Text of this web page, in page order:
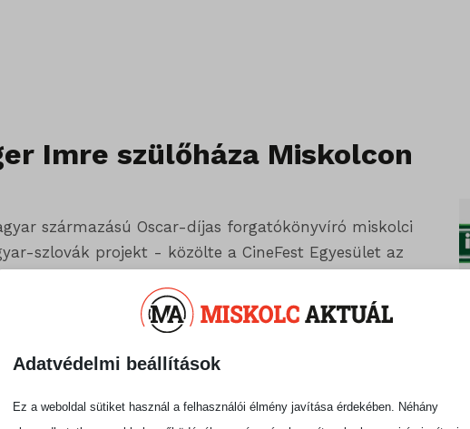
Imre szülőháza Miskolcon
származású Oscar-díjas forgatókönyvíró miskolci
szlovák projekt - közölte a CineFest Egyesület az
jön létre, amely digitális művészeti inkubációs
installációknak és workshopoknak is tered ad.
is működik majd, valamint oktatási helyszínt
művészeti középiskoláinak - közölték.
Adatvédelmi beállítások
Ez a weboldal sütiket használ a felhasználói élmény javítása érdekében. Néhány